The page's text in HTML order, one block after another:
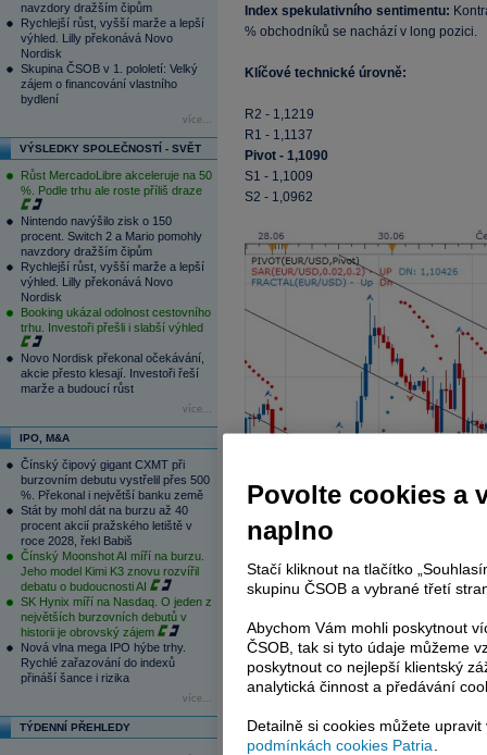
navzdory dražším čipům
Rychlejší růst, vyšší marže a lepší
výhled. Lilly překonává Novo
Nordisk
Skupina ČSOB v 1. pololetí: Velký
zájem o financování vlastního
bydlení
více...
VÝSLEDKY SPOLEČNOSTÍ - SVĚT
Růst MercadoLibre akceleruje na 50
%. Podle trhu ale roste příliš draze
Nintendo navýšilo zisk o 150
procent. Switch 2 a Mario pomohly
navzdory dražším čipům
Rychlejší růst, vyšší marže a lepší
výhled. Lilly překonává Novo
Nordisk
Booking ukázal odolnost cestovního
trhu. Investoři přešli i slabší výhled
Novo Nordisk překonal očekávání,
akcie přesto klesají. Investoři řeší
marže a budoucí růst
více...
IPO, M&A
Čínský čipový gigant CXMT při
burzovním debutu vystřelil přes 500
%. Překonal i největší banku země
Stát by mohl dát na burzu až 40
procent akcií pražského letiště v
roce 2028, řekl Babiš
Čínský Moonshot AI míří na burzu.
Jeho model Kimi K3 znovu rozvířil
debatu o budoucnosti AI
SK Hynix míří na Nasdaq. O jeden z
největších burzovních debutů v
historii je obrovský zájem
Nová vlna mega IPO hýbe trhy.
Rychlé zařazování do indexů
přináší šance i rizika
více...
TÝDENNÍ PŘEHLEDY
Index spekulativního sentimentu:
% obchodníků se nachází v long pozici.
Klíčové technické úrovně:
R2 - 1,1219
R1 - 1,1137
Pivot - 1,1090
S1 - 1,1009
S2 - 1,0962
Povolte cookies a
naplno
Stačí kliknout na tlačítko
skupinu ČSOB a vybrané třetí
Abychom Vám mohli poskytnout
ČSOB, tak si tyto údaje můžeme
poskytnout co nejlepší klientský
analytická činnost a předávání
Detailně si cookies můžete
podmínkách cookies Patria.